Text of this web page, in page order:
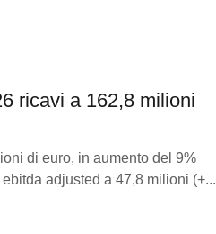
ricavi a 162,8 milioni
di euro, in aumento del 9%
adjusted a 47,8 milioni (+...